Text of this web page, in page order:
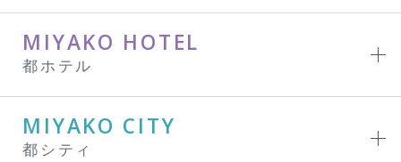
MIYAKO HOTEL
都ホテル
MIYAKO CITY
都シティ